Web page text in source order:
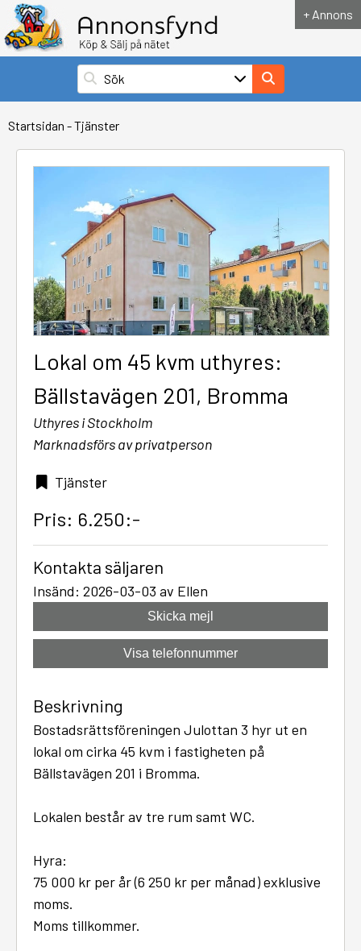
+ Annons
Startsidan -Tjänster
Lokal om 45 kvm uthyres:
Bällstavägen 201, Bromma
Uthyres i Stockholm
Marknadsförs av privatperson
Tjänster
Pris: 6.250:-
Kontakta säljaren
Insänd: 2026-03-03 av Ellen
Skicka mejl
Visa telefonnummer
Beskrivning
Bostadsrättsföreningen Julottan 3 hyr ut en
lokal om cirka 45 kvm i fastigheten på
Bällstavägen 201 i Bromma.
Lokalen består av tre rum samt WC.
Hyra:
75 000 kr per år (6 250 kr per månad) exklusive
moms.
Moms tillkommer.